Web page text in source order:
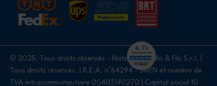
© 2025. Tous droits réservés - Natale Nardello & Fils S.r.l. |
Tous droits réservés. | R.E.A. n°64294 - SIREN et numéro de
TVA intracommunautaire 00403140270 | Capital social 10